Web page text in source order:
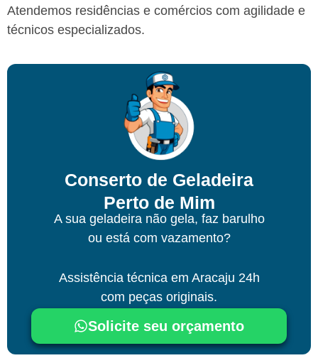
Atendemos residências e comércios com agilidade e
técnicos especializados.
Conserto de Geladeira
Perto de Mim
A sua geladeira não gela, faz barulho
ou está com vazamento?
Assistência técnica em Aracaju 24h
com peças originais.
Solicite seu orçamento